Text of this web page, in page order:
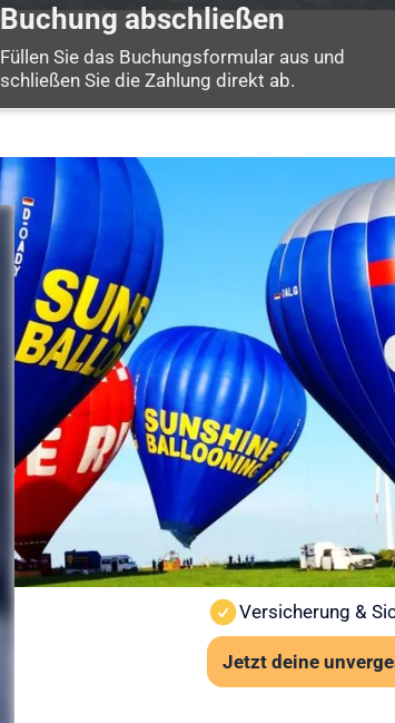
Buchung abschließen
Füllen Sie das Buchungsformular aus und
schließen Sie die Zahlung direkt ab.
Sicherheit steht bei
Ballonfahrt findet nur
Wind und Sicht vor
Wichtige Hinweise:
Ab 6 Jahren und
Kein
Auch bei leichter
Versicherung &
Jetzt deine